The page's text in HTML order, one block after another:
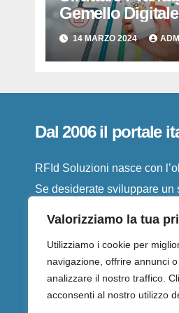
Valorizziamo la tua
Utilizziamo i cookie per
navigazione, offrire annunci
analizzare il nostro traffico.
acconsenti al nostro utilizzo
Gemello
IO-PARLO di
SISTEMI SRL
14 MARZO 2024
Dal 2006 il portale
RFId Soluzioni nasce con
Se desiderate sviluppare un